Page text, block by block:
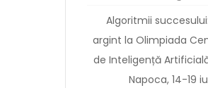
Algoritmii
argint la Olimpiada
de Inteligență
Napoca, 14-19